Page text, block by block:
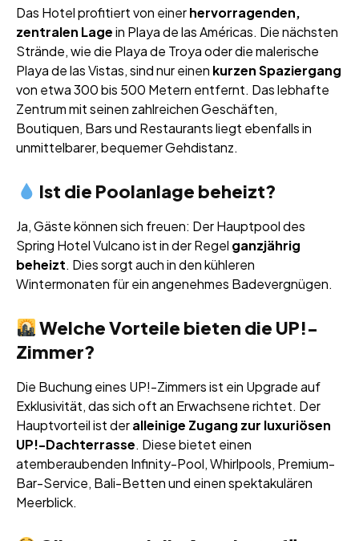
Das Hotel profitiert von einerhervorragenden,
zentralen Lagein Playa de las Américas. Die nächsten
Strände, wie die Playa de Troya oder die malerische
Playa de las Vistas, sind nur einen kurzen Spaziergang
von etwa 300 bis 500 Metern entfernt. Das lebhafte
Zentrum mit seinen zahlreichen Geschäften,
Boutiquen, Bars und Restaurants liegt ebenfalls in
unmittelbarer, bequemer Gehdistanz.
Ist die Poolanlage beheizt?
Ja, Gäste können sich freuen: Der Hauptpool des
Spring Hotel Vulcano ist in der Regel ganzjährig
beheizt. Dies sorgt auch in den kühleren
Wintermonaten für ein angenehmes Badevergnügen.
Welche Vorteile bieten die UP!-
Zimmer?
Die Buchung eines UP!-Zimmers ist ein Upgrade auf
Exklusivität, das sich oft an Erwachsene richtet. Der
Hauptvorteil ist deralleinige Zugang zur luxuriösen
UP!-Dachterrasse. Diese bietet einen
atemberaubenden Infinity-Pool, Whirlpools, Premium-
Bar-Service, Bali-Betten und einen spektakulären
Meerblick.